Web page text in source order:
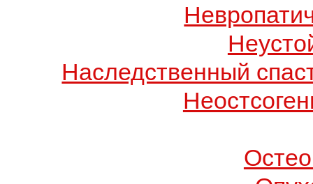
Наследственный